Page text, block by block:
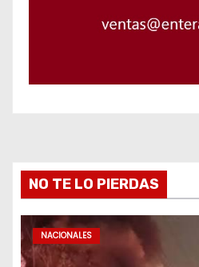
NO TE LO PIERDAS
NACIONALES